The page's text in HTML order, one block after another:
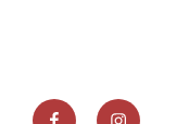
FacebookInstagram